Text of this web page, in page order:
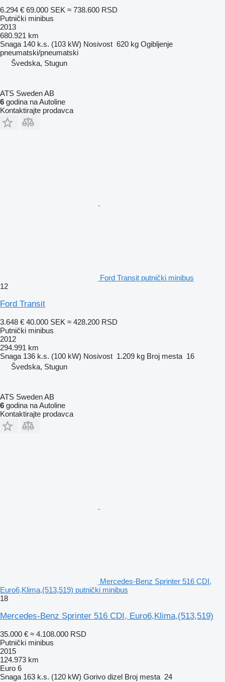
6.294 € 69.000 SEK ≈ 738.600 RSD
Putnički minibus
2013
680.921 km
Snaga 140 k.s. (103 kW) Nosivost 620 kg Ogibljenje
pneumatski/pneumatski
Švedska, Stugun
ATS Sweden AB
6 godina na Autoline
Kontaktirajte prodavca
Ford Transit putnički minibus
12
Ford Transit
3.648 € 40.000 SEK ≈ 428.200 RSD
Putnički minibus
2012
294.991 km
Snaga 136 k.s. (100 kW) Nosivost 1.209 kg Broj mesta 16
Švedska, Stugun
ATS Sweden AB
6 godina na Autoline
Kontaktirajte prodavca
Mercedes-Benz Sprinter 516 CDI,
Euro6,Klima,(513,519) putnički minibus
18
Mercedes-Benz Sprinter 516 CDI, Euro6,Klima,(513,519)
35.000 € ≈ 4.108.000 RSD
Putnički minibus
2015
124.973 km
Euro 6
Snaga 163 k.s. (120 kW) Gorivo dizel Broj mesta 24